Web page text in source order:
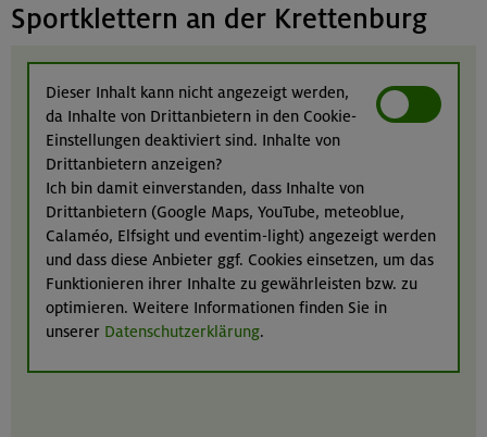
Sportklettern an der Krettenburg
Dieser Inhalt kann nicht angezeigt werden,
da Inhalte von Drittanbietern in den Cookie-
Einstellungen deaktiviert sind. Inhalte von
Drittanbietern anzeigen?
Ich bin damit einverstanden, dass Inhalte von
Drittanbietern (Google Maps, YouTube, meteoblue,
Calaméo, Elfsight und eventim-light) angezeigt werden
und dass diese Anbieter ggf. Cookies einsetzen, um das
Funktionieren ihrer Inhalte zu gewährleisten bzw. zu
optimieren. Weitere Informationen finden Sie in
unserer Datenschutzerklärung.